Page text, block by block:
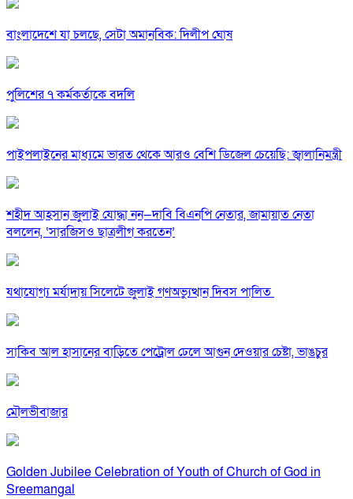
বাংলাদেশে যা চলছে, সেটা অমানবিক: দিলীপ ঘোষ
পুলিশের ৭ কর্মকর্তাকে বদলি
পাইপলাইনের মাধ্যমে ভারত থেকে আরও বেশি ডিজেল চেয়েছি: জ্বালানিমন্ত্রী
শহীদ আহসান জুলাই যোদ্ধা নন—দাবি বিএনপি নেতার, জামায়াত নেতা
বললেন, ‘সারজিসও ছাত্রলীগ করতেন’
যথাযোগ্য মর্যাদায় সিলেটে জুলাই গণঅভ্যুত্থান দিবস পালিত
সাকিব আল হাসানের বাড়িতে পেট্রোল ঢেলে আগুন দেওয়ার চেষ্টা, ভাঙচুর
মৌলভীবাজার
Golden Jubilee Celebration of Youth of Church of God in
Sreemangal